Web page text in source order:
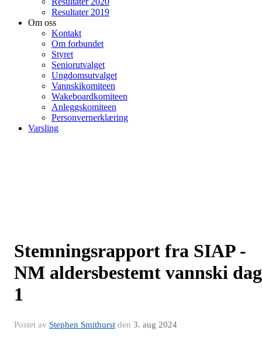
Resultater 2019
Om oss
Kontakt
Om forbundet
Styret
Seniorutvalget
Ungdomsutvalget
Vannskikomiteen
Wakeboardkomiteen
Anleggskomiteen
Personvernerklæring
Varsling
Stemningsrapport fra SIAP -
NM aldersbestemt vannski dag
1
Postet av Stephen Smithurst den 3. aug 2024